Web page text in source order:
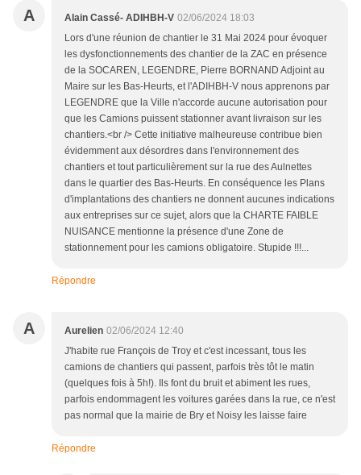
A Alain Cassé- ADIHBH-V 02/06/2024 18:03
Lors d'une réunion de chantier le 31 Mai 2024 pour évoquer
les dysfonctionnements des chantier de la ZAC en présence
de la SOCAREN, LEGENDRE, Pierre BORNAND Adjoint au
Maire sur les Bas-Heurts, et l'ADIHBH-V nous apprenons par
LEGENDRE que la Ville n'accorde aucune autorisation pour
que les Camions puissent stationner avant livraison sur les
chantiers.<br /> Cette initiative malheureuse contribue bien
évidemment aux désordres dans l'environnement des
chantiers et tout particulièrement sur la rue des Aulnettes
dans le quartier des Bas-Heurts. En conséquence les Plans
d'implantations des chantiers ne donnent aucunes indications
aux entreprises sur ce sujet, alors que la CHARTE FAIBLE
NUISANCE mentionne la présence d'une Zone de
stationnement pour les camions obligatoire. Stupide !!!...
Répondre
A Aurelien 02/06/2024 12:40
J'habite rue François de Troy et c'est incessant, tous les
camions de chantiers qui passent, parfois très tôt le matin
(quelques fois à 5h!). Ils font du bruit et abiment les rues,
parfois endommagent les voitures garées dans la rue, ce n'est
pas normal que la mairie de Bry et Noisy les laisse faire
Répondre